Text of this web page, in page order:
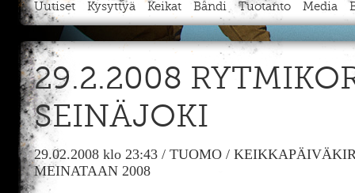
Uutiset Kysyttyä Keikat Bändi Tuotanto Media
29.2.2008
SEINÄJOKI
29.02.2008 klo 23:43 / TUOMO /
MEINATAAN 2008